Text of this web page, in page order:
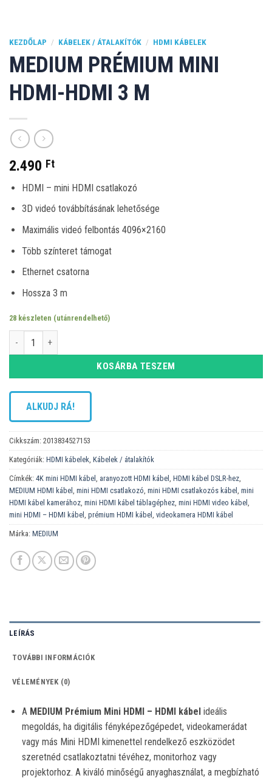
KEZDŐLAP / KÁBELEK / ÁTALAKÍTÓK / HDMI KÁBELEK
MEDIUM PRÉMIUM MINI
HDMI-HDMI 3 M
2.490 Ft
HDMI – mini HDMI csatlakozó
3D videó továbbításának lehetősége
Maximális videó felbontás 4096×2160
Több színteret támogat
Ethernet csatorna
Hossza 3 m
28 készleten (utánrendelhető)
MEDIUM Prémium Mini HDMI-HDMI 3 m mennyiség
KOSÁRBA TESZEM
ALKUDJ RÁ!
Cikkszám: 2013834527153
Kategóriák: HDMI kábelek, Kábelek / átalakítók
Címkék: 4K mini HDMI kábel , aranyozott HDMI kábel , HDMI kábel DSLR-hez,
MEDIUM HDMI kábel , mini HDMI csatlakozó, mini HDMI csatlakozós kábel , mini
HDMI kábel kamerához, mini HDMI kábel táblagéphez, mini HDMI video kábel ,
mini HDMI – HDMI kábel , prémium HDMI kábel , videokamera HDMI kábel
Márka: MEDIUM
LEÍRÁS
TOVÁBBI INFORMÁCIÓK
VÉLEMÉNYEK (0)
A MEDIUM Prémium Mini HDMI – HDMI kábel ideális
megoldás, ha digitális fényképezőgépedet, videokamerádat
vagy más Mini HDMI kimenettel rendelkező eszközödet
szeretnéd csatlakoztatni tévéhez, monitorhoz vagy
projektorhoz. A kiváló minőségű anyaghasználat, a megbízható